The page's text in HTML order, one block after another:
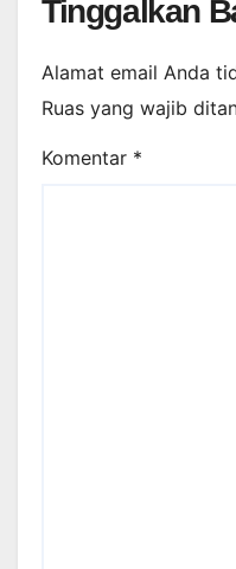
Tinggalkan
Alamat email Anda
Ruas yang wajib
Komentar *